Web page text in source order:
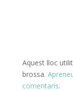
Aquest lloc
brossa.
comentaris.